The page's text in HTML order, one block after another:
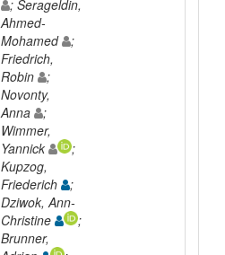
; Serageldin,
Ahmed-
Mohamed
;
Friedrich,
Robin
;
Novonty,
Anna
;
Wimmer,
Yannick
;
Kupzog,
Friederich
;
Dziwok, Ann-
Christine
;
Brunner,